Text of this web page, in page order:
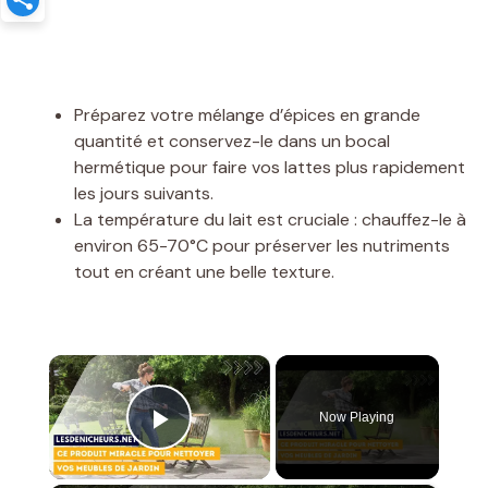
Préparez votre mélange d’épices en grande
quantité et conservez-le dans un bocal
hermétique pour faire vos lattes plus rapidement
les jours suivants.
La température du lait est cruciale : chauffez-le à
environ 65-70°C pour préserver les nutriments
tout en créant une belle texture.
×
Play Video
Now Playing